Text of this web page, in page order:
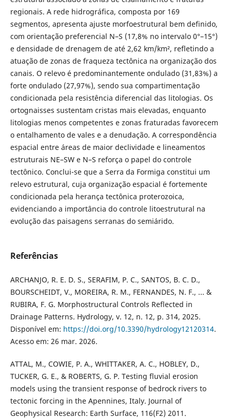
regionais. A rede hidrográfica, composta por 169
segmentos, apresenta ajuste morfoestrutural bem definido,
com orientação preferencial N–S (17,8% no intervalo 0°–15°)
e densidade de drenagem de até 2,62 km/km², refletindo a
atuação de zonas de fraqueza tectônica na organização dos
canais. O relevo é predominantemente ondulado (31,83%) a
forte ondulado (27,97%), sendo sua compartimentação
condicionada pela resistência diferencial das litologias. Os
ortognaisses sustentam cristas mais elevadas, enquanto
litologias menos competentes e zonas fraturadas favorecem
o entalhamento de vales e a denudação. A correspondência
espacial entre áreas de maior declividade e lineamentos
estruturais NE–SW e N–S reforça o papel do controle
tectônico. Conclui-se que a Serra da Formiga constitui um
relevo estrutural, cuja organização espacial é fortemente
condicionada pela herança tectônica proterozoica,
evidenciando a importância do controle litoestrutural na
evolução das paisagens serranas do semiárido.
Referências
ARCHANJO, R. E. D. S., SERAFIM, P. C., SANTOS, B. C. D.,
BOURSCHEIDT, V., MOREIRA, R. M., FERNANDES, N. F., ... &
RUBIRA, F. G. Morphostructural Controls Reflected in
Drainage Patterns. Hydrology, v. 12, n. 12, p. 314, 2025.
Disponível em: https://doi.org/10.3390/hydrology12120314.
Acesso em: 26 mar. 2026.
ATTAL, M., COWIE, P. A., WHITTAKER, A. C., HOBLEY, D.,
TUCKER, G. E., & ROBERTS, G. P. Testing fluvial erosion
models using the transient response of bedrock rivers to
tectonic forcing in the Apennines, Italy. Journal of
Geophysical Research: Earth Surface, 116(F2) 2011.